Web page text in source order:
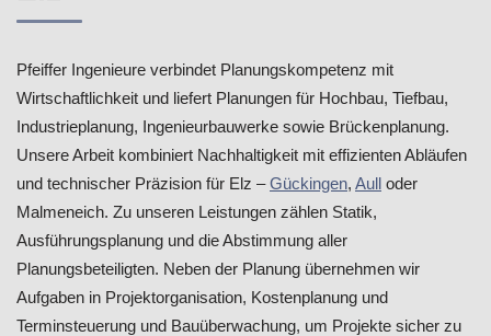
Pfeiffer Ingenieure verbindet Planungskompetenz mit
Wirtschaftlichkeit und liefert Planungen für Hochbau, Tiefbau,
Industrieplanung, Ingenieurbauwerke sowie Brückenplanung.
Unsere Arbeit kombiniert Nachhaltigkeit mit effizienten Abläufen
und technischer Präzision für Elz –Gückingen, Aull oder
Malmeneich. Zu unseren Leistungen zählen Statik,
Ausführungsplanung und die Abstimmung aller
Planungsbeteiligten. Neben der Planung übernehmen wir
Aufgaben in Projektorganisation, Kostenplanung und
Terminsteuerung und Bauüberwachung, um Projekte sicher zu